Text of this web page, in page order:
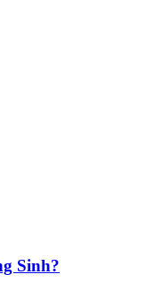
Sinh?